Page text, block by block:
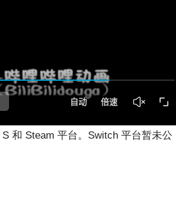
和 Steam 平台。Switch 平台暂未公